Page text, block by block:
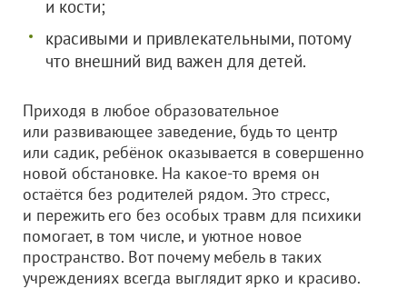
и кости;
красивыми и привлекательными, потому
что внешний вид важен для детей.
Приходя в любое образовательное
или развивающее заведение, будь то центр
или садик, ребёнок оказывается в совершенно
новой обстановке. На какое-то время он
остаётся без родителей рядом. Это стресс,
и пережить его без особых травм для психики
помогает, в том числе, и уютное новое
пространство. Вот почему мебель в таких
учреждениях всегда выглядит ярко и красиво.